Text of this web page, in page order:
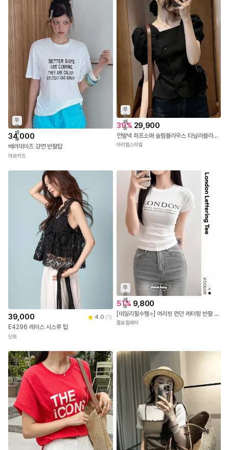
무
료
배
송
34,000
베러데이즈 강연 반팔탑
마르키즈
무
료
배
송
39% 29,900
언발넥 퍼프소매 슬림블라우스 타닐라블라우스
아리엘스타일
39,000 4.0 (1)
E4296 레이스 시스루 탑
딘트
무
료
배
송
51% 9,800
[데일리필수템⭐] 여리핏 런던 레터링 반팔 티셔츠 - 3color 국내제작 봄 여름 가을 데이트 꾸안꾸 캐주얼 유니크 힙 학생 대학생 캠퍼스 여행 수학여행 직장인
플로럴페리